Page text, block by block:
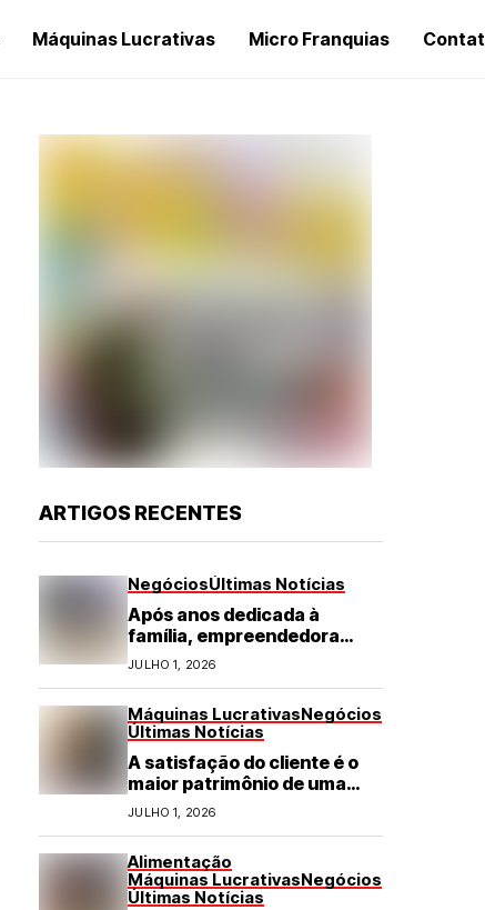
Máquinas Lucrativas Micro Franquias
ARTIGOS RECENTES
NegóciosÚltimas Notícias
Após anos dedicada à
família, empreendedora
transforma franquia de
turismo em negócio de
JULHO 1, 2026
Máquinas LucrativasNegócios
Últimas Notícias
A satisfação do cliente é o
maior patrimônio de uma
franquia
JULHO 1, 2026
Alimentação
Máquinas LucrativasNegócios
Últimas Notícias